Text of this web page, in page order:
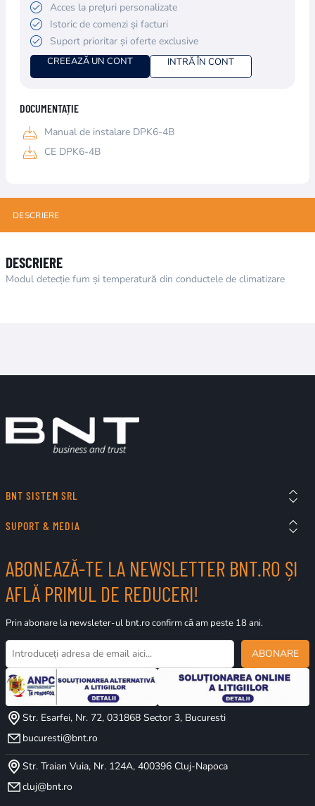
Acces la prețuri personalizate
Istoric de comenzi și facturi
Suport prioritar și oferte exclusive
CREEAZĂ UN CONT INTRĂ ÎN CONT
DOCUMENTAȚIE
Manual de instalare DPK6-4B
CE DPK6-4B
DESCRIERE
DESCRIERE
Modul detecție fum și temperatură din conductele de climatizare
BNT SISTEM SRL
SUPORT & MEDIA
ABONEAZĂ-TE LA NEWSLETTER BNT.RO ȘI
AFLĂ PRIMUL DE REDUCERI!
Prin abonare la newsleter-ul bnt.ro confirm că am peste 18 ani.
ABONARE
Str. Esarfei, Nr. 72, 031868 Sector 3, Bucuresti
bucuresti@bnt.ro
Str. Traian Vuia, Nr. 124A, 400396 Cluj-Napoca
cluj@bnt.ro